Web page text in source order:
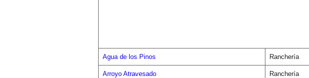
Agua de los Pinos Ranchería
Arroyo Atravesado Ranchería